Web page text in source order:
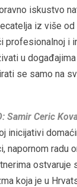
iskustvo
iz više
profesionalnoj i
u
se samo na
Samir Ceric
inicijativi
napornom radu
ostvaruje
koja je u